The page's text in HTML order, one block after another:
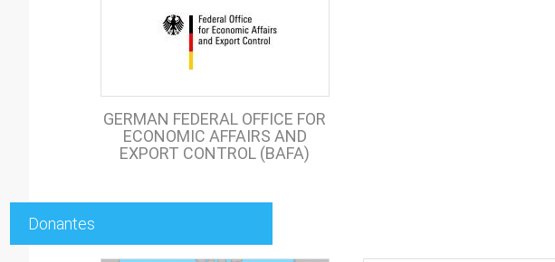
GERMAN FEDERAL OFFICE FOR
ECONOMIC AFFAIRS AND
EXPORT CONTROL (BAFA)
Donantes